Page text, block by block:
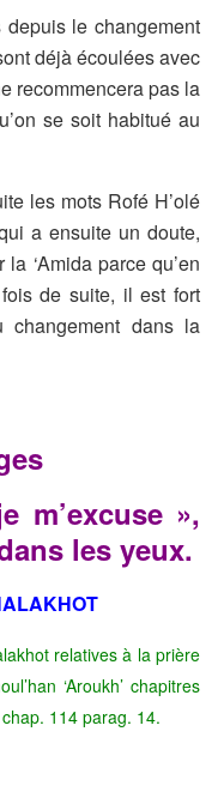
le changement
déjà écoulées avec
recommencera pas la
se soit habitué au
les mots Rofé H’olé
a ensuite un doute,
‘Amida parce qu’en
de suite, il est fort
changement dans la
m’excuse »,
les yeux.
relatives à la prière
‘Aroukh’ chapitres
114 parag. 14.